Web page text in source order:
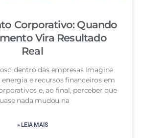
Corporativo: Quando
Vira Resultado
Real
dentro das empresas Imagine
e recursos financeiros em
e, ao final, perceber que
nada mudou na
» LEIA MAIS